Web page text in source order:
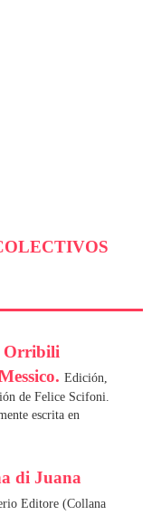
Orribili
Edición,
de Felice Scifoni.
escrita en
di Juana
Editore (Collana